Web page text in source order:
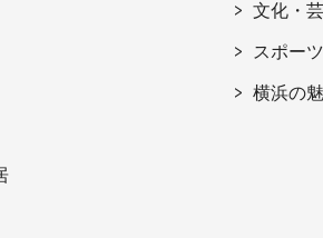
文化・
スポーツ
横浜の